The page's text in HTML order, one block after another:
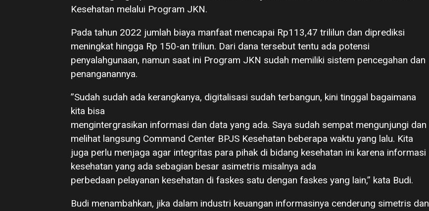
Kesehatan melalui Program JKN.
Pada tahun 2022 jumlah biaya manfaat mencapai Rp113,47 trililun dan diprediksi
meningkat hingga Rp 150-an triliun. Dari dana tersebut tentu ada potensi
penyalahgunaan, namun saat ini Program JKN sudah memiliki sistem pencegahan dan
penanganannya.
”Sudah sudah ada kerangkanya, digitalisasi sudah terbangun, kini tinggal bagaimana
kita bisa
mengintergrasikan informasi dan data yang ada. Saya sudah sempat mengunjungi dan
melihat langsung Command Center BPJS Kesehatan beberapa waktu yang lalu. Kita
juga perlu menjaga agar integritas para pihak di bidang kesehatan ini karena informasi
kesehatan yang ada sebagian besar asimetris misalnya ada
perbedaan pelayanan kesehatan di faskes satu dengan faskes yang lain,” kata Budi.
Budi menambahkan, jika dalam industri keuangan informasinya cenderung simetris dan